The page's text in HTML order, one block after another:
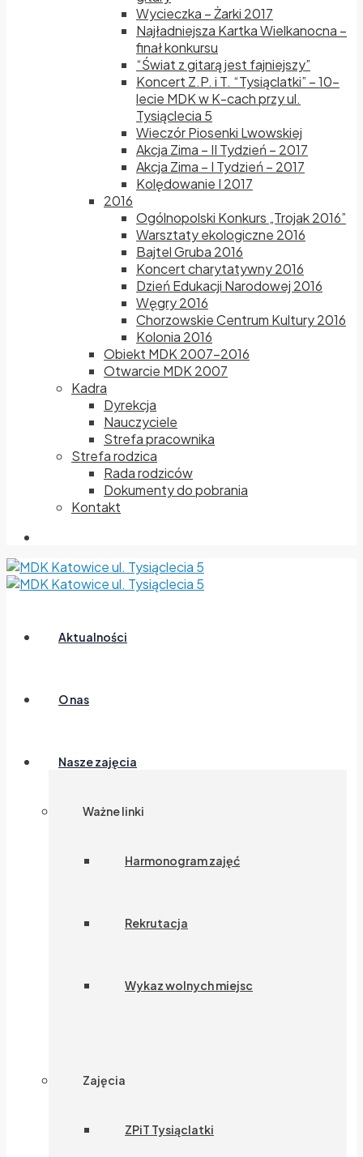
Wycieczka – Żarki 2017
Najładniejsza Kartka Wielkanocna –
finał konkursu
“Świat z gitarą jest fajniejszy”
Koncert Z.P. i T. “Tysiąclatki” – 10-
lecie MDK w K-cach przy ul.
Tysiąclecia 5
Wieczór Piosenki Lwowskiej
Akcja Zima – II Tydzień – 2017
Akcja Zima – I Tydzień – 2017
Kolędowanie I 2017
2016
Ogólnopolski Konkurs „Trojak 2016”
Warsztaty ekologiczne 2016
Bajtel Gruba 2016
Koncert charytatywny 2016
Dzień Edukacji Narodowej 2016
Węgry 2016
Chorzowskie Centrum Kultury 2016
Kolonia 2016
Obiekt MDK 2007-2016
Otwarcie MDK 2007
Kadra
Dyrekcja
Nauczyciele
Strefa pracownika
Strefa rodzica
Rada rodziców
Dokumenty do pobrania
Kontakt
Aktualności
O nas
Nasze zajęcia
Ważne linki
Harmonogram zajęć
Rekrutacja
Wykaz wolnych miejsc
Zajęcia
ZPiT Tysiąclatki